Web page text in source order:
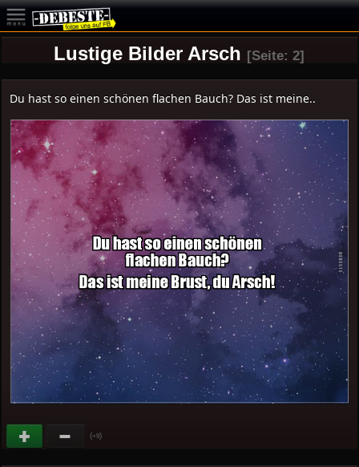
Lustige Bilder Arsch [Seite: 2]
Du hast so einen schönen flachen Bauch? Das ist meine..
(+9)